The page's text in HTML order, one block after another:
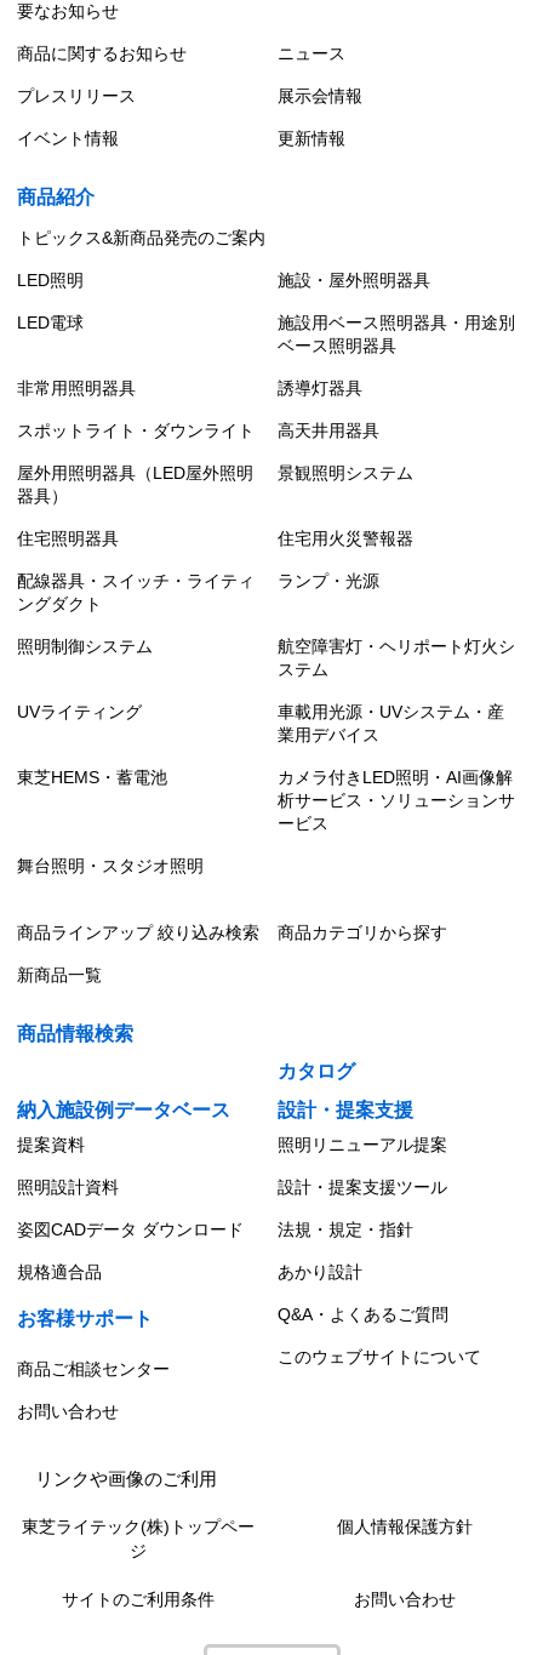
要なお知らせ
商品に関するお知らせ ニュース
プレスリリース 展示会情報
イベント情報 更新情報
商品紹介
トピックス&新商品発売のご案内
LED照明 施設・屋外照明器具
LED電球
施設用ベース照明器具・用途別
ベース照明器具
非常用照明器具 誘導灯器具
スポットライト・ダウンライト 高天井用器具
屋外用照明器具（LED屋外照明
器具）
景観照明システム
住宅照明器具 住宅用火災警報器
配線器具・スイッチ・ライティ
ングダクト
ランプ・光源
照明制御システム
航空障害灯・ヘリポート灯火シ
ステム
UVライティング
車載用光源・UVシステム・産
業用デバイス
東芝HEMS・蓄電池
カメラ付きLED照明・AI画像解
析サービス・ソリューションサ
ービス
舞台照明・スタジオ照明
商品ラインアップ 絞り込み検索 商品カテゴリから探す
新商品一覧
商品情報検索
カタログ
納入施設例データベース
設計・提案支援
提案資料 照明リニューアル提案
照明設計資料 設計・提案支援ツール
姿図CADデータ ダウンロード 法規・規定・指針
規格適合品 あかり設計
お客様サポート Q&A・よくあるご質問
商品ご相談センター
このウェブサイトについて
お問い合わせ
リンクや画像のご利用
東芝ライテック(株)トップペー
ジ
個人情報保護方針
サイトのご利用条件 お問い合わせ